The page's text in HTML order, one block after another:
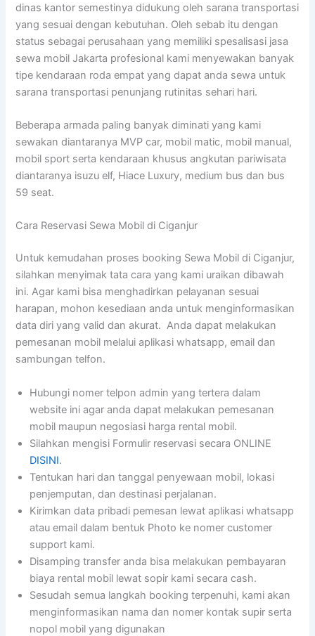
dinas kantor semestinya didukung oleh sarana transportasi
yang sesuai dengan kebutuhan. Oleh sebab itu dengan
status sebagai perusahaan yang memiliki spesalisasi jasa
sewa mobil Jakarta profesional kami menyewakan banyak
tipe kendaraan roda empat yang dapat anda sewa untuk
sarana transportasi penunjang rutinitas sehari hari.
Beberapa armada paling banyak diminati yang kami
sewakan diantaranya MVP car, mobil matic, mobil manual,
mobil sport serta kendaraan khusus angkutan pariwisata
diantaranya isuzu elf, Hiace Luxury, medium bus dan bus
59 seat.
Cara Reservasi Sewa Mobil di Ciganjur
Untuk kemudahan proses booking Sewa Mobil di Ciganjur,
silahkan menyimak tata cara yang kami uraikan dibawah
ini. Agar kami bisa menghadirkan pelayanan sesuai
harapan, mohon kesediaan anda untuk menginformasikan
data diri yang valid dan akurat. Anda dapat melakukan
pemesanan mobil melalui aplikasi whatsapp, email dan
sambungan telfon.
Hubungi nomer telpon admin yang tertera dalam
website ini agar anda dapat melakukan pemesanan
mobil maupun negosiasi harga rental mobil.
Silahkan mengisi Formulir reservasi secara ONLINE
DISINI.
Tentukan hari dan tanggal penyewaan mobil, lokasi
penjemputan, dan destinasi perjalanan.
Kirimkan data pribadi pemesan lewat aplikasi whatsapp
atau email dalam bentuk Photo ke nomer customer
support kami.
Disamping transfer anda bisa melakukan pembayaran
biaya rental mobil lewat sopir kami secara cash.
Sesudah semua langkah booking terpenuhi, kami akan
menginformasikan nama dan nomer kontak supir serta
nopol mobil yang digunakan